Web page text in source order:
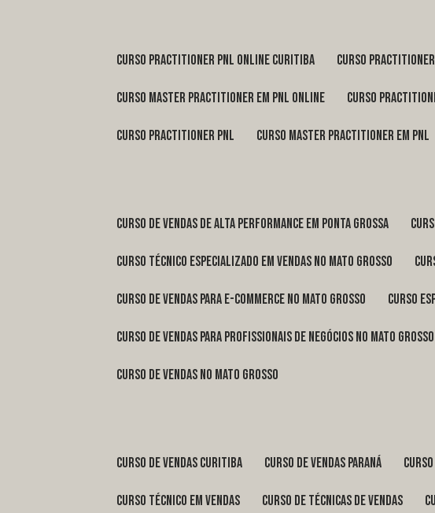
curso practitioner pnl online Curitiba curso
curso master practitioner em pnl online curso
curso practitioner pnl curso master practitioner em pnl
curso de vendas de alta performance em Ponta Grossa
curso técnico especializado em vendas no Mato Grosso
curso de vendas para e-commerce no Mato Grosso curso
curso de vendas para profissionais de negócios no Mato Grosso
curso de vendas no Mato Grosso
curso de vendas Curitiba curso de vendas Paraná
curso técnico em vendas curso de técnicas de vendas